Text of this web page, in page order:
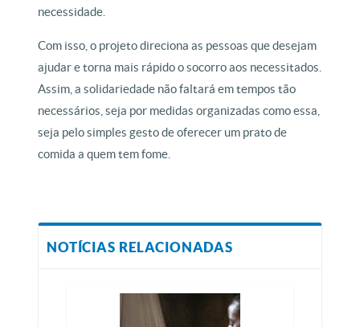
necessidade.
Com isso, o projeto direciona as pessoas que desejam
ajudar e torna mais rápido o socorro aos necessitados.
Assim, a solidariedade não faltará em tempos tão
necessários, seja por medidas organizadas como essa,
seja pelo simples gesto de oferecer um prato de
comida a quem tem fome.
NOTÍCIAS RELACIONADAS